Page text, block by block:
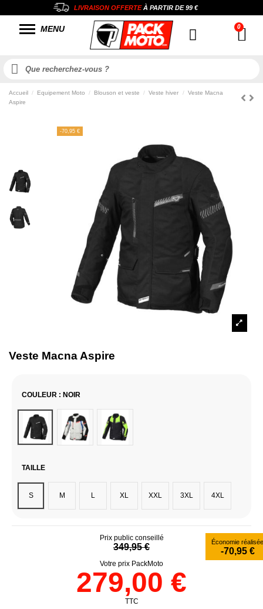
LIVRAISON OFFERTEÀ PARTIR DE99 €
MENU
Accueil Equipement Moto Blouson et veste Veste hiver
Veste Macna
Aspire
-70,95 €
Veste Macna Aspire
COULEUR : NOIR
Noir Noir & BlancNoir / Jaune Fluo
TAILLE
S M L XL XXL 3XL 4XL
Prix public conseillé
349,95 € Économie réalisée
-70,95 €
Votre prix PackMoto
279,00 €
TTC